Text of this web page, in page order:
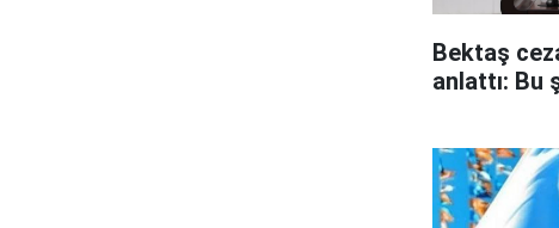
Bektaş
anlattı: Bu